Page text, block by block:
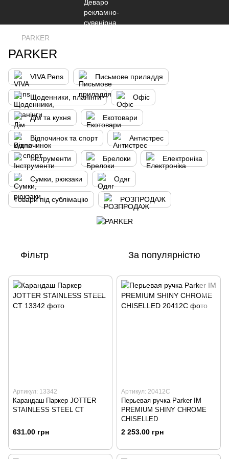
PARKER
PARKER
VIVA Pens Письмове приладдя
Щоденники, планінги Офіс
Дім та кухня Екотовари
Відпочинок та спорт Антистрес
Інструменти Брелоки Електроніка
Сумки, рюкзаки Одяг
Товари під сублімацію РОЗПРОДАЖ
Фільтр За популярністю
Артикул: 13342
Карандаш Паркер JOTTER
STAINLESS STEEL СТ
631.00 грн
Артикул: 20412C
Перьевая ручка Parker IM
PREMIUM SHINY CHROME
CHISELLED
2 253.00 грн